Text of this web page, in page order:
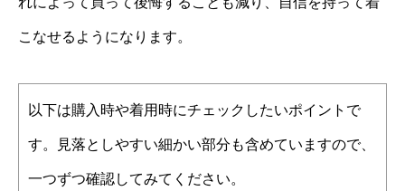
こなせるようになります。
以下は購入時や着用時にチェックしたいポイントで
す。見落としやすい細かい部分も含めていますので、
一つずつ確認してみてください。